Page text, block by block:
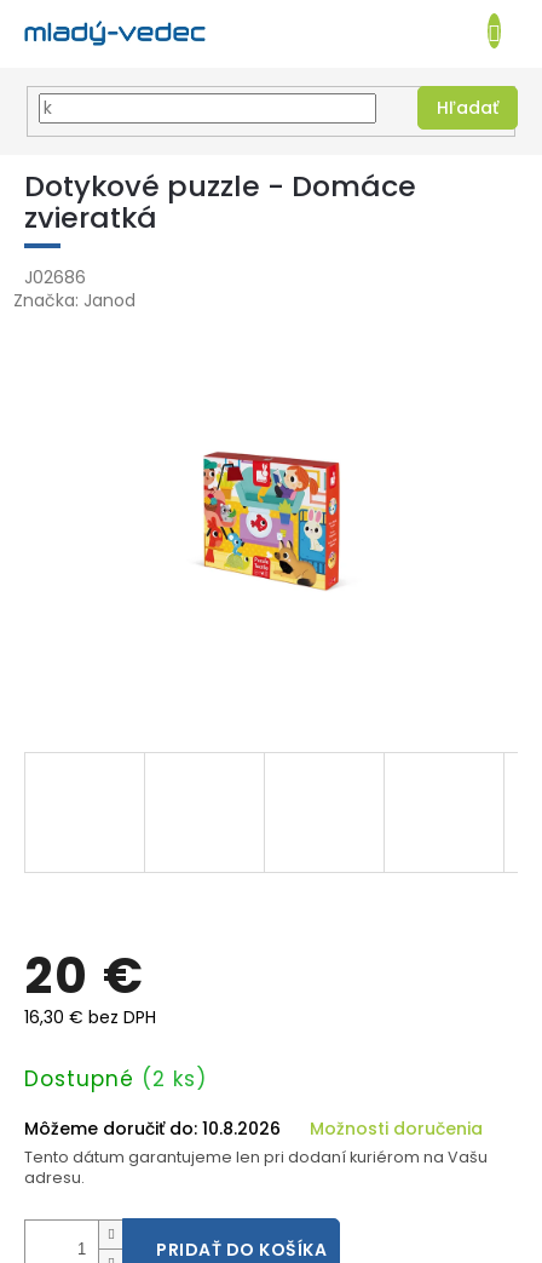
Prejsť
obsah
EUR
Hľadať
KOŠÍK
Dotykové puzzle - Domáce
zvieratká
J02686
Značka: Janod
20 €
16,30 € bez DPH
Jednotková
Dostupné (2 ks)
Môžeme doručiť do: 10.8.2026 Možnosti doručenia
Tento dátum garantujeme len pri dodaní kuriérom na Vašu
adresu.
PRIDAŤ DO KOŠÍKA